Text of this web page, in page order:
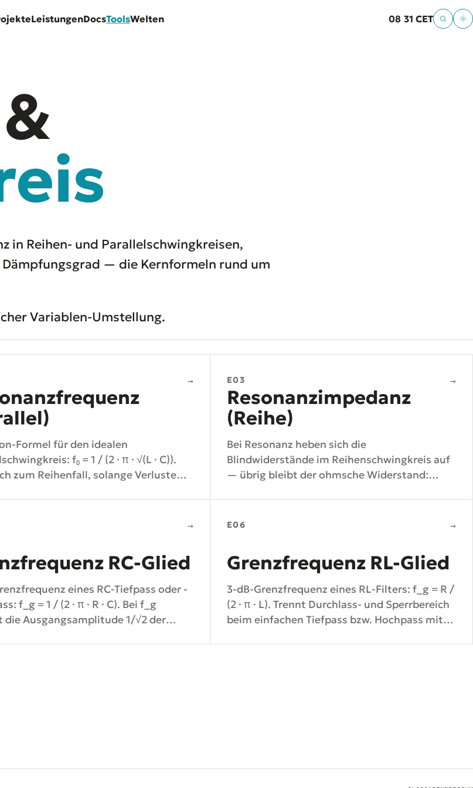
LeistungenDocsToolsWelten 08 31 CET
&
in Reihen- und Parallelschwingkreisen,
Dämpfungsgrad — die Kernformeln rund um
Variablen-Umstellung.
→
Formel für den idealen
f₀ = 1 / (2 · π · √(L · C)).
zum Reihenfall, solange Verluste
E03 →
Resonanzimpedanz
(Reihe)
Bei Resonanz heben sich die
Blindwiderstände im Reihenschwingkreis auf
— übrig bleibt der ohmsche Widerstand:
→
RC-Glied
eines RC-Tiefpass oder -
f_g = 1 / (2 · π · R · C). Bei f_g
die Ausgangsamplitude 1/√2 der
E06 →
Grenzfrequenz RL-Glied
3-dB-Grenzfrequenz eines RL-Filters: f_g = R /
(2 · π · L). Trennt Durchlass- und Sperrbereich
beim einfachen Tiefpass bzw. Hochpass mit